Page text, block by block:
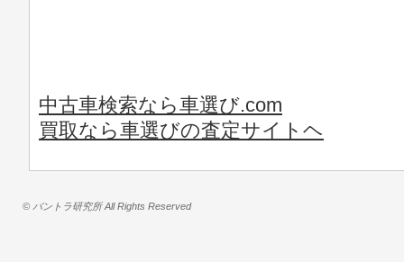
中古車検索なら車選び.com
買取なら車選びの査定サイトヘ
© バントラ研究所 All Rights Reserved